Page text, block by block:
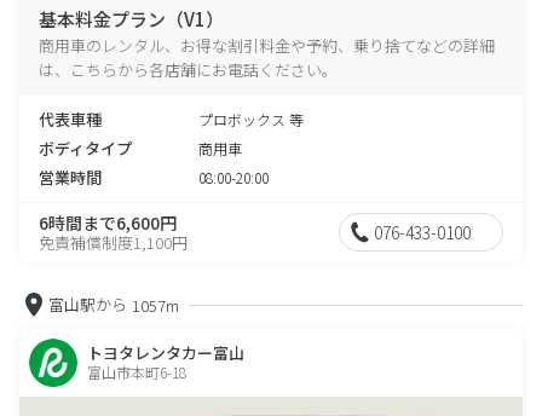
基本料金プラン（V1）
商用車のレンタル、お得な割引料金や予約、乗り捨てなどの詳細
は、こちらから各店舗にお電話ください。
代表車種 プロボックス 等
ボディタイプ 商用車
営業時間 08:00-20:00
6時間まで6,600円
免責補償制度1,100円 076-433-0100
富山駅から 1057m
トヨタレンタカー富山
富山市本町6-18